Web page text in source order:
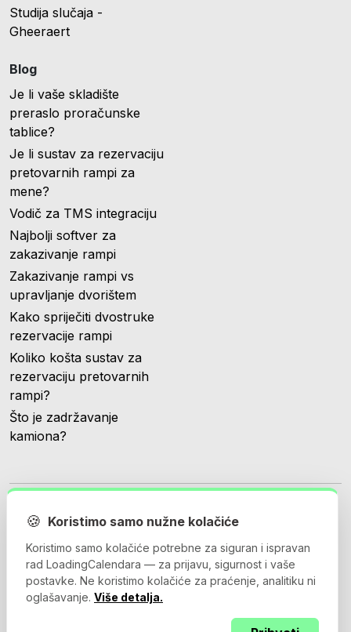
Studija slučaja -
Gheeraert
Blog
Je li vaše skladište
preraslo proračunske
tablice?
Je li sustav za rezervaciju
pretovarnih rampi za
mene?
Vodič za TMS integraciju
Najbolji softver za
zakazivanje rampi
Zakazivanje rampi vs
upravljanje dvorištem
Kako spriječiti dvostruke
rezervacije rampi
Koliko košta sustav za
rezervaciju pretovarnih
rampi?
Što je zadržavanje
kamiona?
© 2026 Loadingcalendar.com. Sva prava pridržana.
Ugovor o obradi
🍪 Koristimo samo nužne kolačiće
Koristimo samo kolačiće potrebne za siguran i ispravan
rad LoadingCalendara — za prijavu, sigurnost i vaše
postavke. Ne koristimo kolačiće za praćenje, analitiku ni
oglašavanje. Više detalja.